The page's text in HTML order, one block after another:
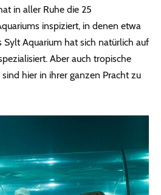
in aller Ruhe die 25
inspiziert, in denen etwa
Aquarium hat sich natürlich auf
Aber auch tropische
hier in ihrer ganzen Pracht zu